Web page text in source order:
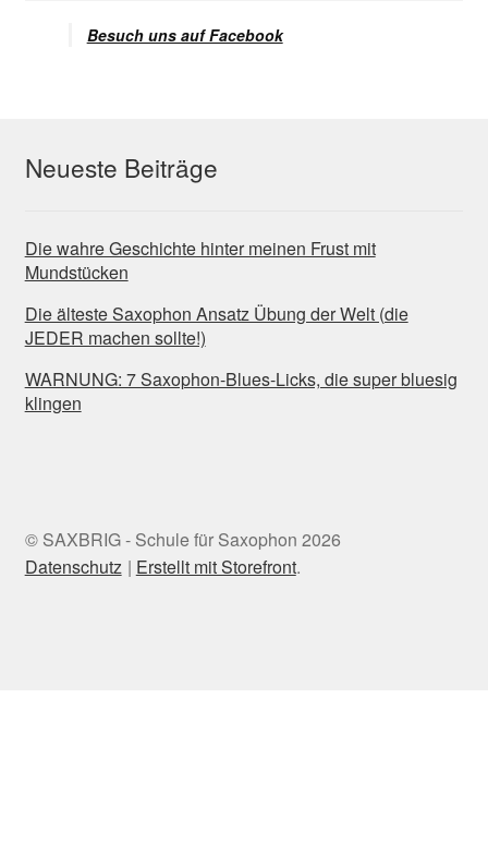
Besuch uns auf Facebook
Neueste Beiträge
Die wahre Geschichte hinter meinen Frust mit
Mundstücken
Die älteste Saxophon Ansatz Übung der Welt (die
JEDER machen sollte!)
WARNUNG: 7 Saxophon-Blues-Licks, die super bluesig
klingen
© SAXBRIG - Schule für Saxophon 2026
Datenschutz
Erstellt mit Storefront.